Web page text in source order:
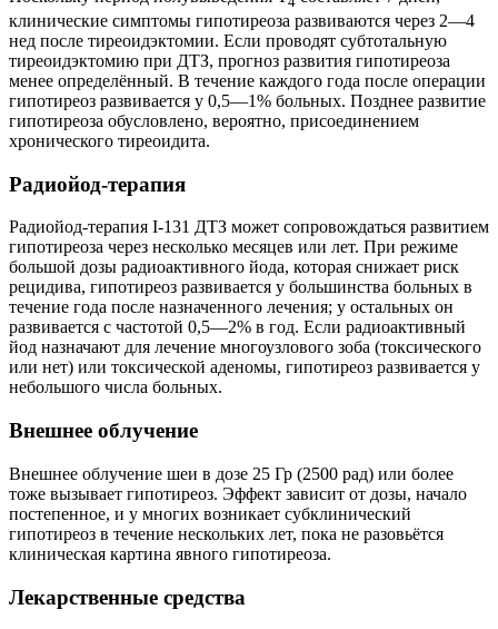
клинические симптомы гипотиреоза развиваются через 2—4
нед после тиреоидэктомии. Если проводят субтотальную
тиреоидэктомию при ДТЗ, прогноз развития гипотиреоза
менее определённый. В течение каждого года после операции
гипотиреоз развивается у 0,5—1% больных. Позднее развитие
гипотиреоза обусловлено, вероятно, присоединением
хронического тиреоидита.
Радиойод-терапия
Радиойод-терапия I-131 ДТЗ может сопровождаться развитием
гипотиреоза через несколько месяцев или лет. При режиме
большой дозы радиоактивного йода, которая снижает риск
рецидива, гипотиреоз развивается у большинства больных в
течение года после назначенного лечения; у остальных он
развивается с частотой 0,5—2% в год. Если радиоактивный
йод назначают для лечение многоузлового зоба (токсического
или нет) или токсической аденомы, гипотиреоз развивается у
небольшого числа больных.
Внешнее облучение
Внешнее облучение шеи в дозе 25 Гр (2500 рад) или более
тоже вызывает гипотиреоз. Эффект зависит от дозы, начало
постепенное, и у многих возникает субклинический
гипотиреоз в течение нескольких лет, пока не разовьётся
клиническая картина явного гипотиреоза.
Лекарственные средства